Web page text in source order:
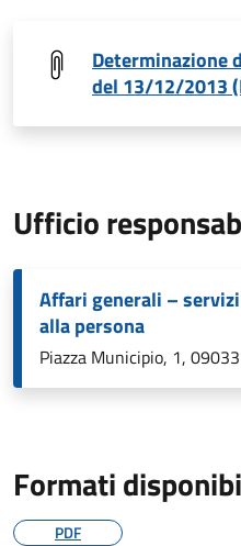
Determinazione
del 13/12/2013
Ufficio
Affari generali –
alla persona
Piazza Municipio, 1,
Formati
PDF